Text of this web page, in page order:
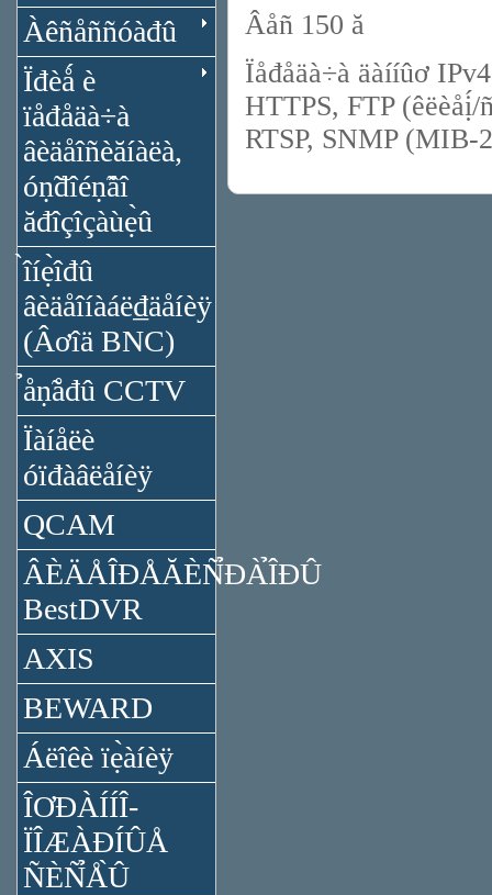
Àêñåññóàđû
Ïđèǻ è
ïåđåäà÷à
âèäåîñèăíàëà,
óṇ̃đîéṇ̃âî
ăđîçîçàùẹ̀û
̀îíẹ̀îđû
âèäåîíàáë₫äåíèÿ
(Âơîä BNC)
̉åṇ̃åđû CCTV
Ïàíåëè
óïđàâëåíèÿ
QCAM
ÂÈÄÅÎĐÅĂÈÑ̉ĐÀ̉ÎĐÛ
BestDVR
AXIS
BEWARD
Áëîêè ïẹ̀àíèÿ
ÎƠĐÀÍÍÎ-
ÏÎÆÀĐÍÛÅ
ÑÈÑ̉Å̀Û
Âåñ 150 ă
Ïåđåäà÷à äàííûơ
HTTPS, FTP (êëèåị́/
RTSP, SNMP (MIB-